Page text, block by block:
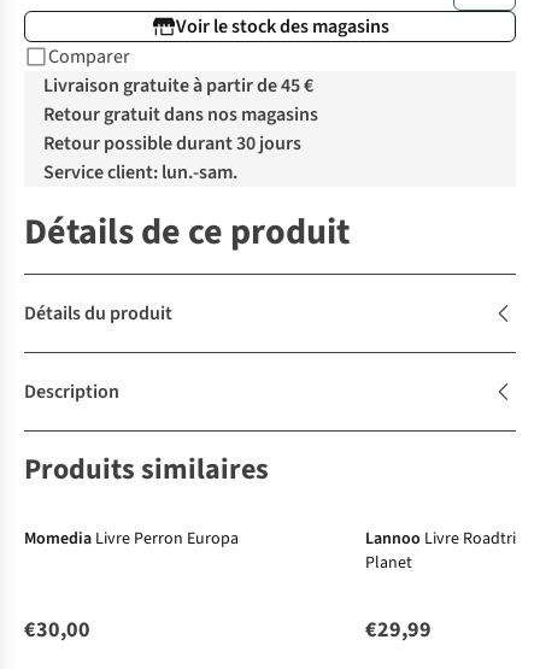
Voir le stock des magasins
Comparer
Livraison gratuite à partir de 45 €
Retour gratuit dans nos magasins
Retour possible durant 30 jours
Service client: lun.-sam.
Détails de ce produit
Détails du produit
Description
Produits similaires
Momedia Livre Perron Europa
€30,00
Lannoo Livre Roadtrips
Planet
€29,99